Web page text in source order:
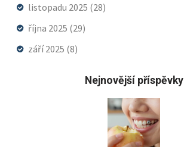
listopadu 2025 (28)
října 2025 (29)
září 2025 (8)
Nejnovější příspěvky